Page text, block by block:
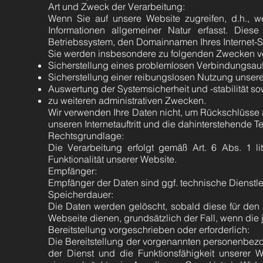
Art und Zweck der Verarbeitung:
Wenn Sie auf unsere Website zugreifen, d.h.,
Informationen allgemeiner Natur erfasst.
Betriebssystem, den Domainnamen Ihres
Sie werden insbesondere zu folgenden Zwecken
Sicherstellung eines problemlosen
Sicherstellung einer reibungslosen Nutzung
Auswertung der Systemsicherheit und -stabilität
zu weiteren administrativen Zwecken.
Wir verwenden Ihre Daten nicht, um
unseren Internetauftritt und die dahinterstehende
Rechtsgrundlage:
Die Verarbeitung erfolgt gemäß Art. 6 Abs. 1
Funktionalität unserer Website.
Empfänger:
Empfänger der Daten sind ggf. technische
Speicherdauer:
Die Daten werden gelöscht, sobald diese für
Webseite dienen, grundsätzlich der Fall, wenn
Bereitstellung vorgeschrieben oder erforderlich:
Die Bereitstellung der vorgenannten
der Dienst und die Funktionsfähigkeit unserer